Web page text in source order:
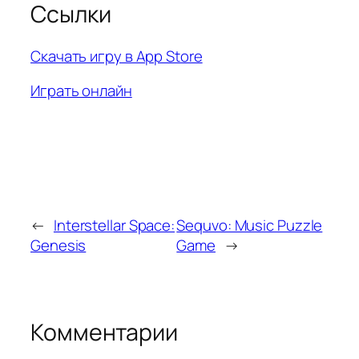
Ссылки
Скачать игру в App Store
Играть онлайн
← Interstellar Space:
Genesis
Sequvo: Music Puzzle
Game →
Комментарии